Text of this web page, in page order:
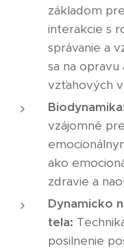
základom
interakcie s
správanie a
sa na
vzťahových
vzájomné
ako
zdravie a
Dynamicko
tela:
posilnenie